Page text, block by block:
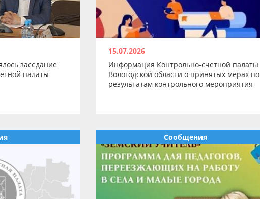
заседание
палаты
15.07.2026
Информация Контрольно-счетной палаты
Вологодской области о принятых мерах по
результатам контрольного мероприятия
Сообщения